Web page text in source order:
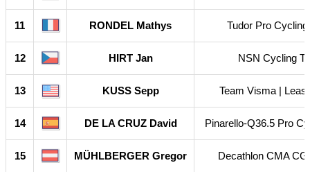
11 RONDEL Mathys Tudor Pro Cycling
12 HIRT Jan NSN Cycling
13 KUSS Sepp Team Visma |
14 DE LA CRUZ David Pinarello-Q36.5 Pro
15 MÜHLBERGER Gregor Decathlon CMA